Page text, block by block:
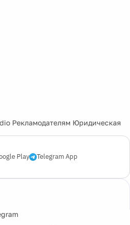
Рекламодателям Юридическая
Play Telegram App